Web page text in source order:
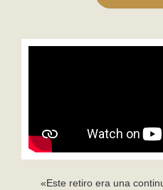
«Este retiro era una